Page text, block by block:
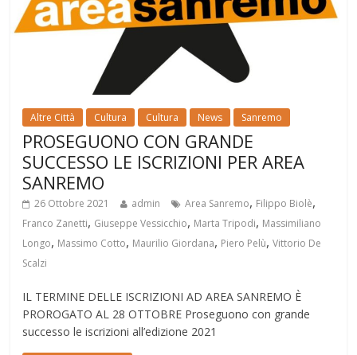
Altre Città Cultura Cultura News Sanremo
PROSEGUONO CON GRANDE
SUCCESSO LE ISCRIZIONI PER AREA
SANREMO
26 Ottobre 2021 admin Area Sanremo, Filippo Biolè,
Franco Zanetti, Giuseppe Vessicchio, Marta Tripodi, Massimiliano
Longo, Massimo Cotto, Maurilio Giordana, Piero Pelù,Vittorio De
Scalzi
IL TERMINE DELLE ISCRIZIONI AD AREA SANREMO È
PROROGATO AL 28 OTTOBRE Proseguono con grande
successo le iscrizioni all’edizione 2021